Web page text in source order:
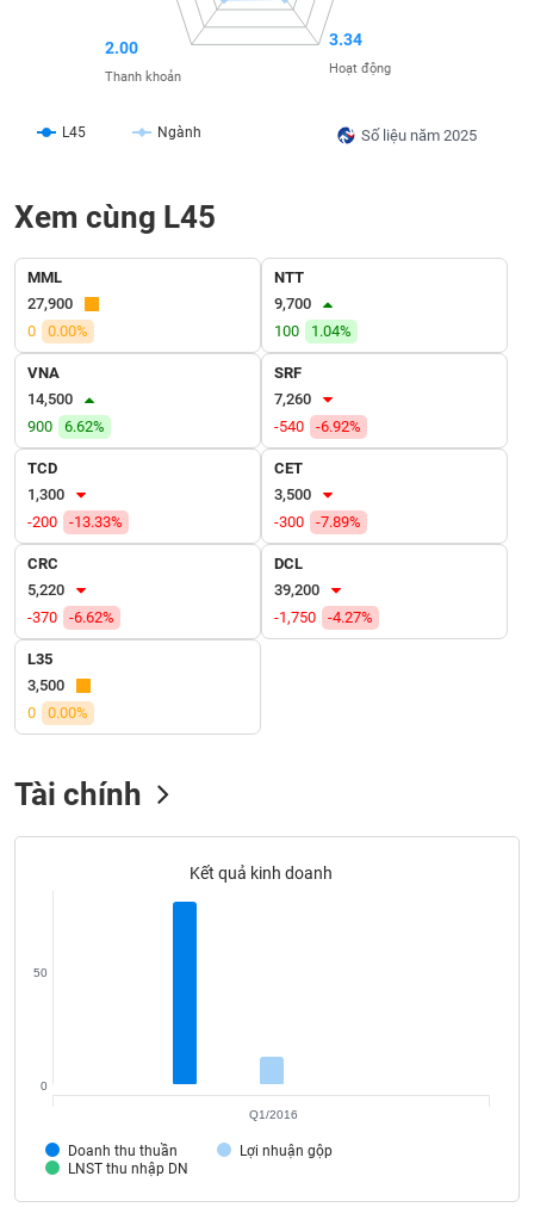
Số liệu năm 2025
L45 Ngành
3.34
Hoạt động
2.00
Thanh khoản
Xem cùng L45
MML
27,900
0
0.00%
NTT
9,700
100
1.04%
VNA
14,500
900
6.62%
SRF
7,260
-540
-6.92%
TCD
1,300
-200
-13.33%
CET
3,500
-300
-7.89%
CRC
5,220
-370
-6.62%
DCL
39,200
-1,750
-4.27%
L35
3,500
0
0.00%
Tài chính
Kết quả kinh doanh
Doanh thu thuần
Lợi nhuận gộp
LNST thu nhập DN
0
50
Q1/2016
CÔNG
NGHỆ
THÔNG
TIN
DỊCH
VỤ
TRUYỀN
THÔNG
TIỆN
ÍCH
Mã
Lãnh
đạo